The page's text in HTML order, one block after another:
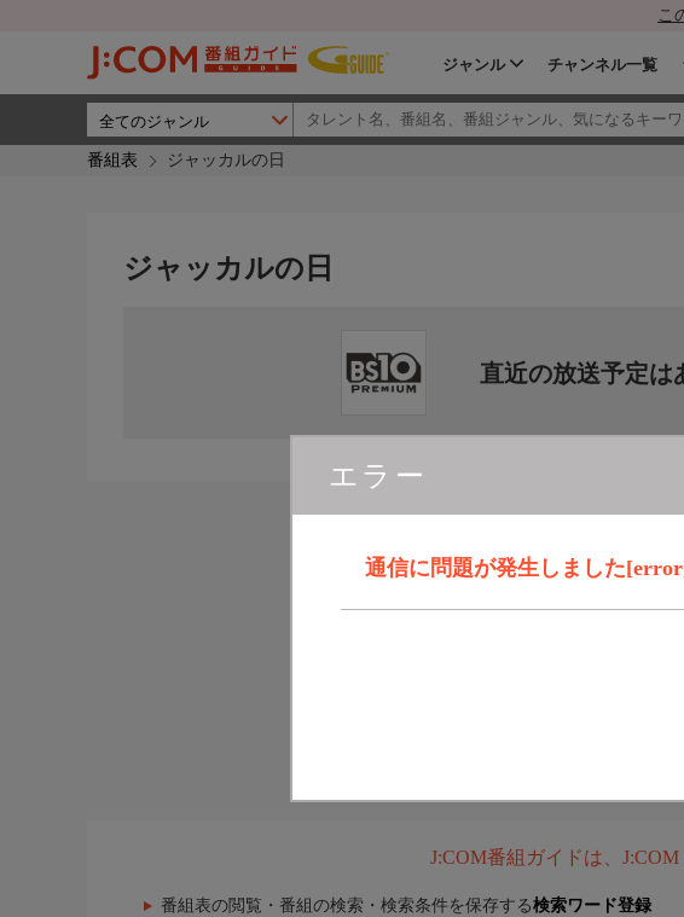
こ
ジャンル チャンネル一覧
番組表 ジャッカルの日
エラー
通信に問題が発生しました
ジャッカルの日
直近の放送予定は
J:COM番組ガイドは、
番組表の閲覧・番組の検索・検索条件を保存する検索ワード登録